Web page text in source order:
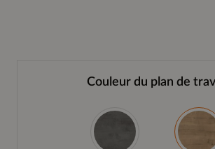
Couleur du plan de